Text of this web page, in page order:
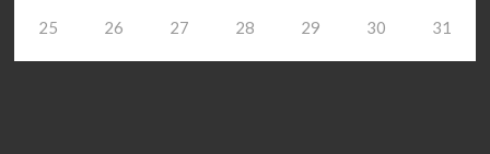
25 26 27 28 29 30 31